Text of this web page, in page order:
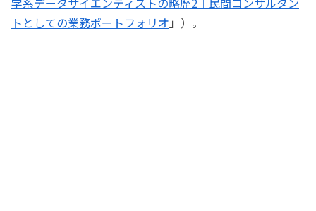
トとしての業務ポートフォリオ 」）。